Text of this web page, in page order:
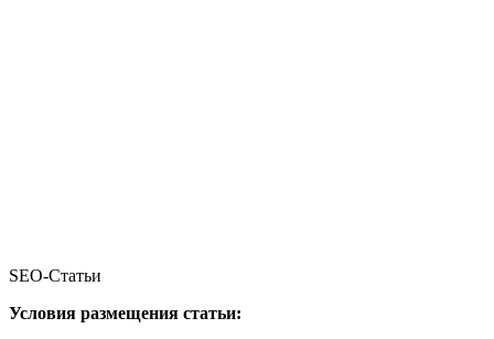
SEO-Статьи
Условия размещения статьи: